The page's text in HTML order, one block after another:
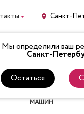
Санкт-
Мы определили ваш
Санкт-
Остаться
ВХОД
ЛАПКИ
ДЛЯ
МАШИН